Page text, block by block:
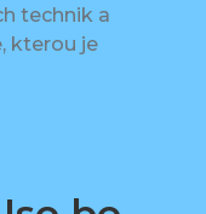
technik a
kterou je